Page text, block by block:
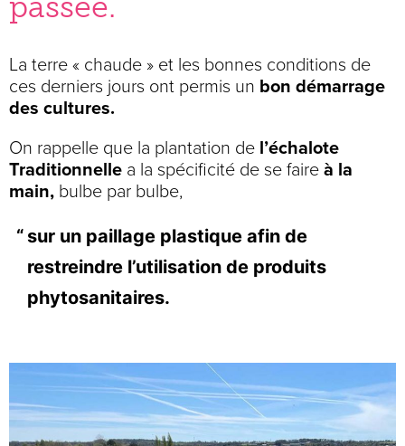
La terre « chaude » et les bonnes conditions de
ces derniers jours ont permis un bon démarrage
des cultures.
On rappelle que la plantation de l’échalote
Traditionnelle a la spécificité de se faire à la
main, bulbe par bulbe,
sur un paillage plastique afin de
restreindre l’utilisation de produits
phytosanitaires.